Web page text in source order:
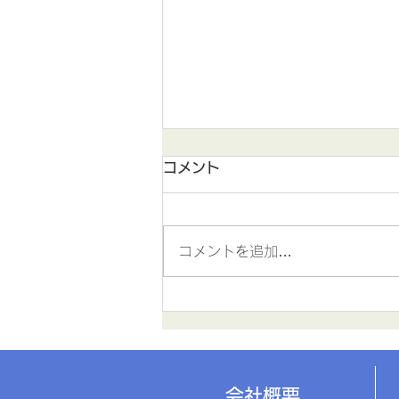
夏季休暇のご案内
コメント
コメントを追加…